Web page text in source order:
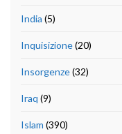
India (5)
Inquisizione(20)
Insorgenze(32)
Iraq (9)
Islam (390)